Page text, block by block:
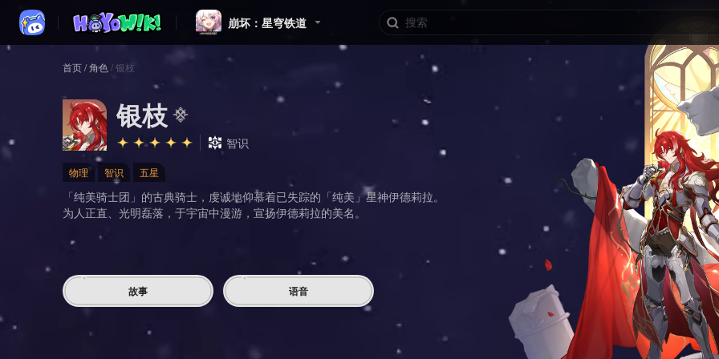
崩坏：星穹铁道
首页/角色/银枝
银枝
智识
物理 智识 五星
「纯美骑士团」的古典骑士，虔诚地仰慕着已失踪的「纯美」星神伊德莉拉。
为人正直、光明磊落，于宇宙中漫游，宣扬伊德莉拉的美名。
故事 语音